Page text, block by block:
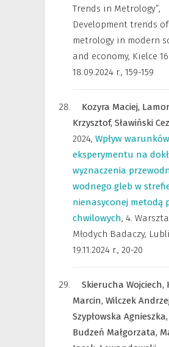
Trends in Metrology”,
Development trends of
metrology in modern
and economy, Kielce
18.09.2024 r., 159-159
Kozyra Maciej,
Krzysztof, Sławiński
2024, Wpływ warunków
eksperymentu na
wyznaczenia
wodnego gleb w
nienasyconej metodą
chwilowych, 4.
Młodych Badaczy,
19.11.2024 r., 20-20
Skierucha Wojciech,
Marcin, Wilczek
Szypłowska Agnieszka,
Budzeń Małgorzata,